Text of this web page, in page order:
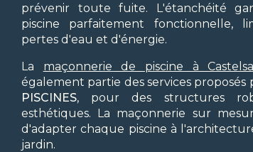
prévenir toute fuite. L'étanchéité
piscine parfaitement fonctionnelle,
pertes d'eau et d'énergie.
La maçonnerie de piscine à
également partie des services proposés
PISCINES, pour des structures
esthétiques. La maçonnerie sur
d'adapter chaque piscine à
jardin.